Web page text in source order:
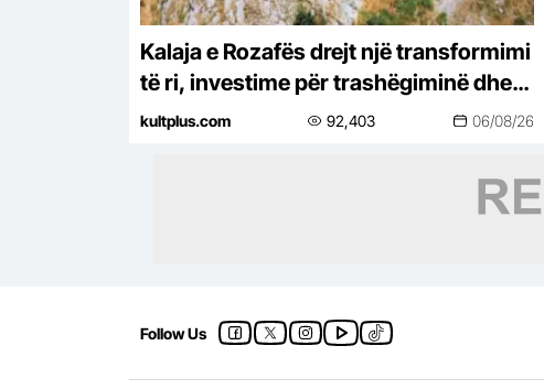
Kalaja e Rozafës drejt një transformimi
të ri, investime për trashëgiminë dhe
turizmin
kultplus.com 92,403 06/08/26
Follow Us